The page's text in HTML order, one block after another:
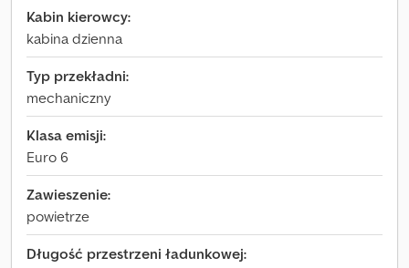
Kabin kierowcy:
kabina dzienna
Typ przekładni:
mechaniczny
Klasa emisji:
Euro 6
Zawieszenie:
powietrze
Długość przestrzeni ładunkowej: